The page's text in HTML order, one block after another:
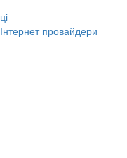
Інтернет провайдери